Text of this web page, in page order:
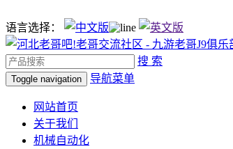
语言选择：
搜 索
Toggle navigation 导航菜单
网站首页
关于我们
机械自动化